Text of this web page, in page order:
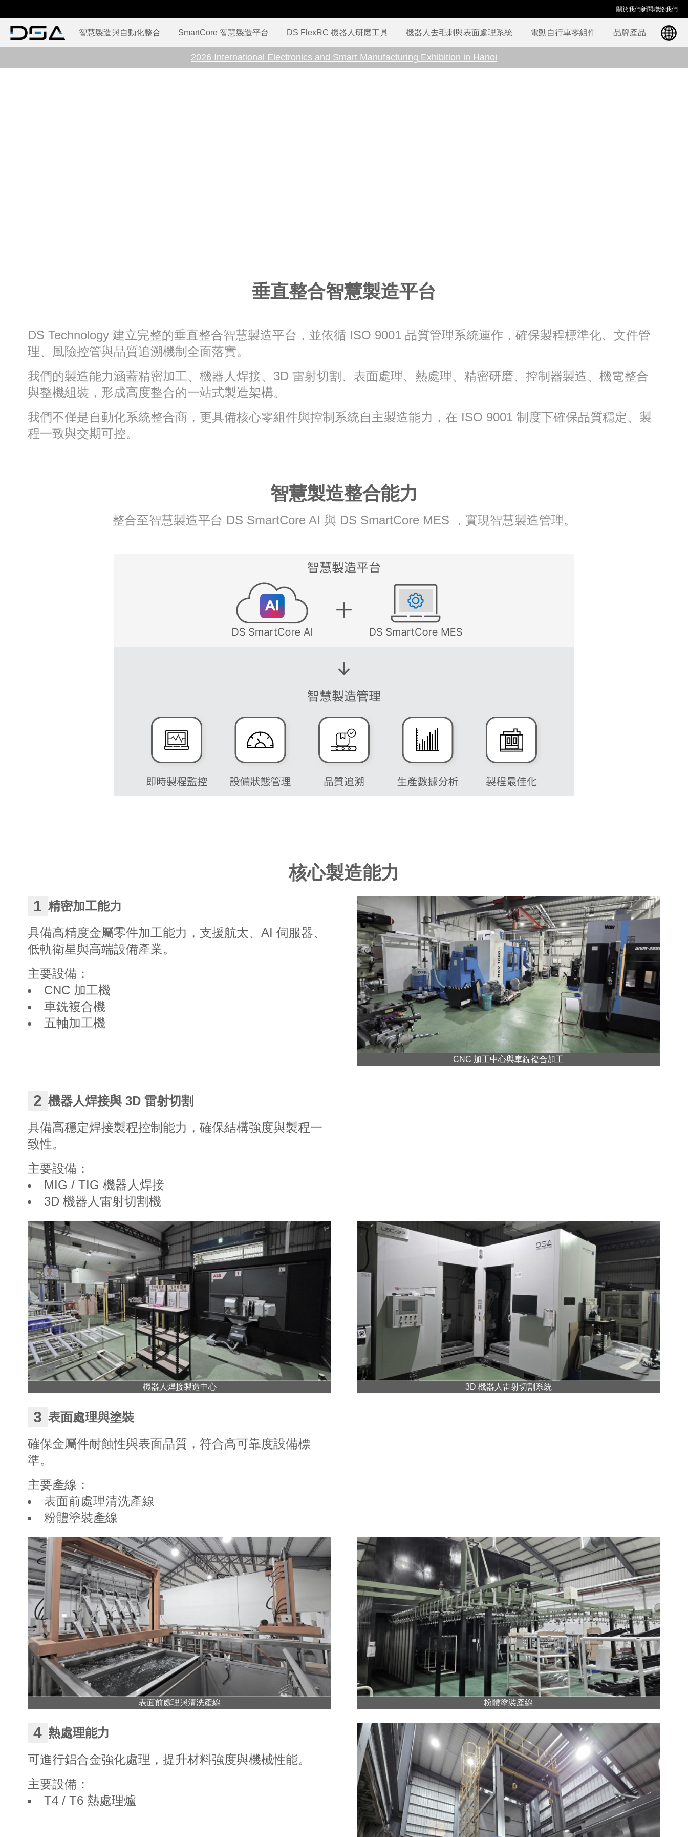
關於我們新聞聯絡我們
智慧製造與自動化整合 SmartCore 智慧製造平台 DS FlexRC 機器人研磨工具 機器人去毛刺與表面處理系統 電動自行車零組件 品牌產品
2026 International Electronics and Smart Manufacturing Exhibition in Hanoi
垂直整合智慧製造平台
DS Technology 建立完整的垂直整合智慧製造平台，並依循 ISO 9001 品質管理系統運作，確保製程標準化、文件管
理、風險控管與品質追溯機制全面落實。
我們的製造能力涵蓋精密加工、機器人焊接、3D 雷射切割、表面處理、熱處理、精密研磨、控制器製造、機電整合
與整機組裝，形成高度整合的一站式製造架構。
我們不僅是自動化系統整合商，更具備核心零組件與控制系統自主製造能力，在 ISO 9001 制度下確保品質穩定、製
程一致與交期可控。
智慧製造整合能力
整合至智慧製造平台 DS SmartCore AI 與 DS SmartCore MES ，實現智慧製造管理。
核心製造能力
1 精密加工能力
具備高精度金屬零件加工能力，支援航太、AI 伺服器、
低軌衛星與高端設備產業。
主要設備：
CNC 加工機
車銑複合機
五軸加工機
CNC 加工中心與車銑複合加工
2 機器人焊接與 3D 雷射切割
具備高穩定焊接製程控制能力，確保結構強度與製程一
致性。
主要設備：
MIG / TIG 機器人焊接
3D 機器人雷射切割機
機器人焊接製造中心 3D 機器人雷射切割系統
3 表面處理與塗裝
確保金屬件耐蝕性與表面品質，符合高可靠度設備標
準。
主要產線：
表面前處理清洗產線
粉體塗裝產線
表面前處理與清洗產線 粉體塗裝產線
4 熱處理能力
可進行鋁合金強化處理，提升材料強度與機械性能。
主要設備：
T4 / T6 熱處理爐